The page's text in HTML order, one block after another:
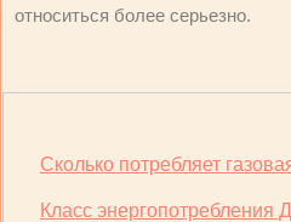
относиться более серьезно.
Сколько потребляет
Класс энергопотребления